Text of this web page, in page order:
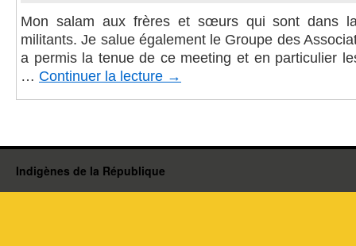
Mon salam aux frères et sœurs qui sont dans
militants. Je salue également le Groupe des
a permis la tenue de ce meeting et en particulier
… Continuer la lecture →
Indigènes de la République